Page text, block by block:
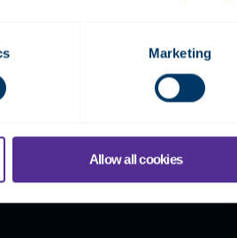
Marketing
Allow all cookies